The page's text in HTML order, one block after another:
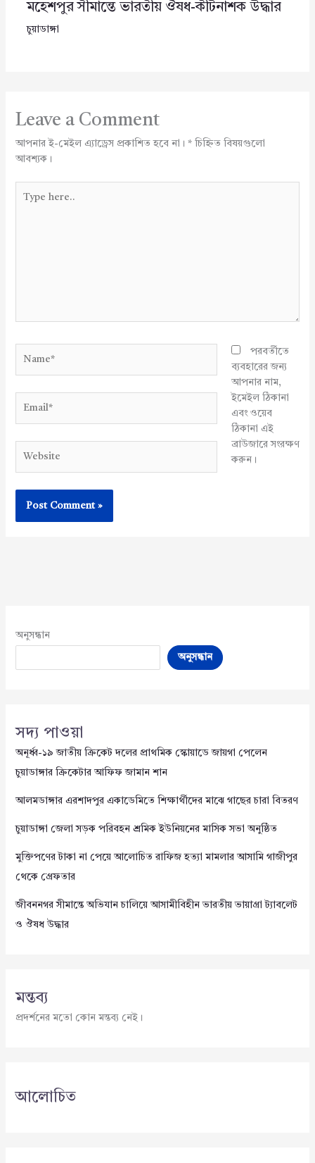
মহেশপুর সীমান্তে ভারতীয় ঔষধ-কীটনাশক উদ্ধার
চুয়াডাঙ্গা
Leave a Comment
আপনার ই-মেইল এ্যাড্রেস প্রকাশিত হবে না। *চিহ্নিত বিষয়গুলো
আবশ্যক।
here..
পরবর্তীতে
ব্যবহারের জন্য
আপনার নাম,
ইমেইল ঠিকানা
এবং ওয়েব
ঠিকানা এই
ব্রাউজারে সংরক্ষণ
করুন।
অনুসন্ধান
অনুসন্ধান
সদ্য পাওয়া
অনূর্ধ্ব-১৯ জাতীয় ক্রিকেট দলের প্রাথমিক স্কোয়াডে জায়গা পেলেন
চুয়াডাঙ্গার ক্রিকেটার আফিফ জামান শান
আলমডাঙ্গার এরশাদপুর একাডেমিতে শিক্ষার্থীদের মাঝে গাছের চারা বিতরণ
চুয়াডাঙ্গা জেলা সড়ক পরিবহন শ্রমিক ইউনিয়নের মাসিক সভা অনুষ্ঠিত
মুক্তিপণের টাকা না পেয়ে আলোচিত রাফিজ হত্যা মামলার আসামি গাজীপুর
থেকে গ্রেফতার
জীবননগর সীমান্তে অভিযান চালিয়ে আসামীবিহীন ভারতীয় ভায়াগ্রা ট্যাবলেট
ও ঔষধ উদ্ধার
মন্তব্য
প্রদর্শনের মতো কোন মন্তব্য নেই।
আলোচিত